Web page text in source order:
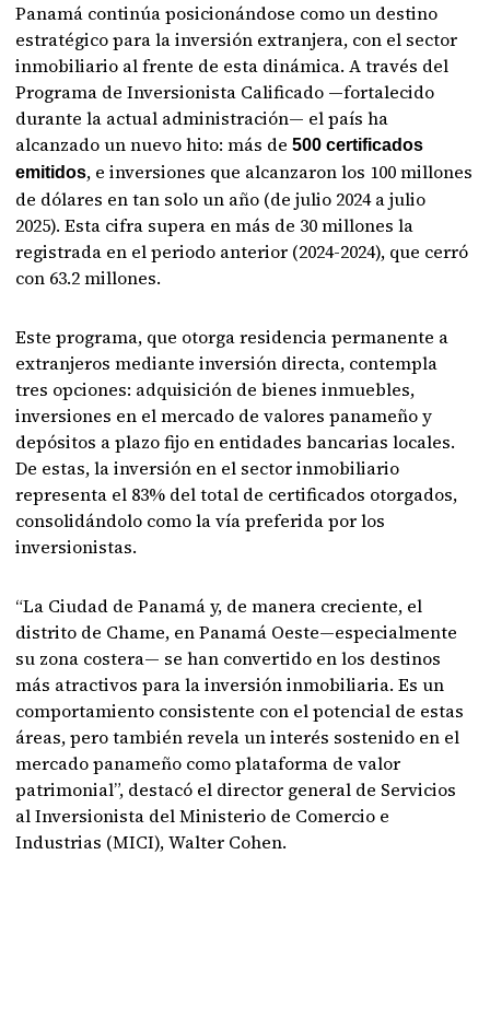
Panamá continúa posicionándose como un destino
estratégico para la inversión extranjera, con el sector
inmobiliario al frente de esta dinámica. A través del
Programa de Inversionista Calificado —fortalecido
durante la actual administración— el país ha
alcanzado un nuevo hito: más de500 certificados
emitidos, e inversiones que alcanzaron los 100 millones
de dólares en tan solo un año (de julio 2024 a julio
2025). Esta cifra supera en más de 30 millones la
registrada en el periodo anterior (2024-2024), que cerró
con 63.2 millones.
Este programa, que otorga residencia permanente a
extranjeros mediante inversión directa, contempla
tres opciones: adquisición de bienes inmuebles,
inversiones en el mercado de valores panameño y
depósitos a plazo fijo en entidades bancarias locales.
De estas, la inversión en el sector inmobiliario
representa el 83% del total de certificados otorgados,
consolidándolo como la vía preferida por los
inversionistas.
“La Ciudad de Panamá y, de manera creciente, el
distrito de Chame, en Panamá Oeste—especialmente
su zona costera— se han convertido en los destinos
más atractivos para la inversión inmobiliaria. Es un
comportamiento consistente con el potencial de estas
áreas, pero también revela un interés sostenido en el
mercado panameño como plataforma de valor
patrimonial”, destacó el director general de Servicios
al Inversionista del Ministerio de Comercio e
Industrias (MICI), Walter Cohen.